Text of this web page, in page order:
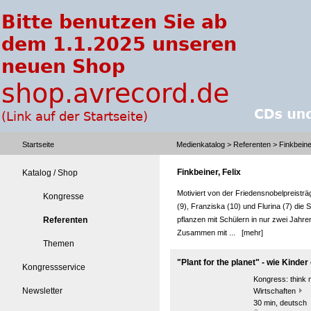
Startseite Medienkatalog > Referenten >
Katalog / Shop
Kongresse
Referenten
Themen
Kongressservice
Newsletter
Finkbeiner, Felix
Motiviert von der
(9), Franziska (10) und Flurina (7) die
pflanzen mit Schülern in nur zwei
Zusammen mit ... [mehr]
"Plant for the planet" - wie Kinder
Kongress: think
Wirtschaften
30 min, deutsch